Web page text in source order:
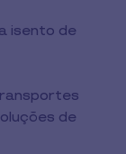
isento de
de